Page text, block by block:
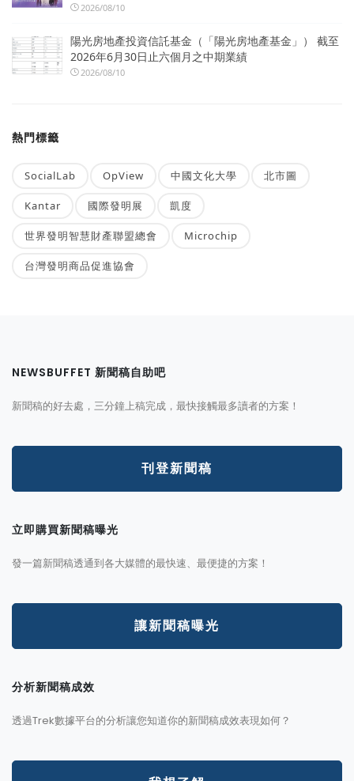
2026/08/10
陽光房地產投資信託基金（「陽光房地產基金」） 截至
2026年6月30日止六個月之中期業績
2026/08/10
熱門標籤
SocialLab OpView 中國文化大學 北市圖
Kantar 國際發明展 凱度
世界發明智慧財產聯盟總會 Microchip
台灣發明商品促進協會
NEWSBUFFET 新聞稿自助吧
新聞稿的好去處，三分鐘上稿完成，最快接觸最多讀者的方案！
刊登新聞稿
立即購買新聞稿曝光
發一篇新聞稿透通到各大媒體的最快速、最便捷的方案！
讓新聞稿曝光
分析新聞稿成效
透過Trek數據平台的分析讓您知道你的新聞稿成效表現如何？